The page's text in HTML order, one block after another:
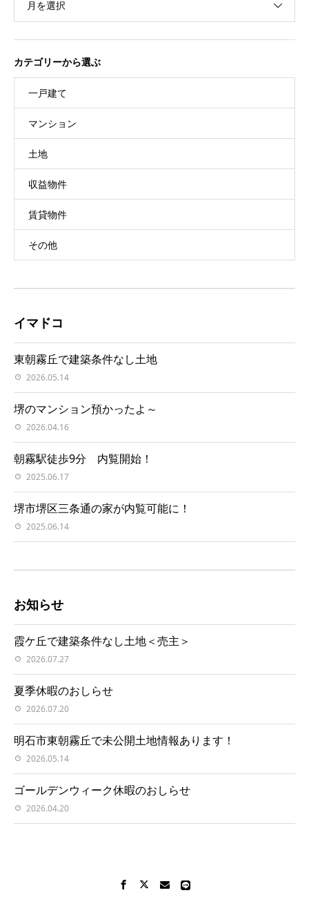
月を選択
カテゴリーから選ぶ
一戸建て
マンション
土地
収益物件
賃貸物件
その他
イマドコ
東朝霧丘で建築条件なし土地
2026.05.14
堺のマンション預かったよ～
2026.04.16
朝霧駅徒歩9分 内覧開始！
2025.06.17
堺市堺区三条通の家が内覧可能に！
2025.06.14
お知らせ
霞ケ丘で建築条件なし土地＜売主＞
2026.07.27
夏季休暇のおしらせ
2026.07.20
明石市東朝霧丘で未公開土地情報あります！
2026.05.14
ゴールデンウィーク休暇のおしらせ
2026.04.20